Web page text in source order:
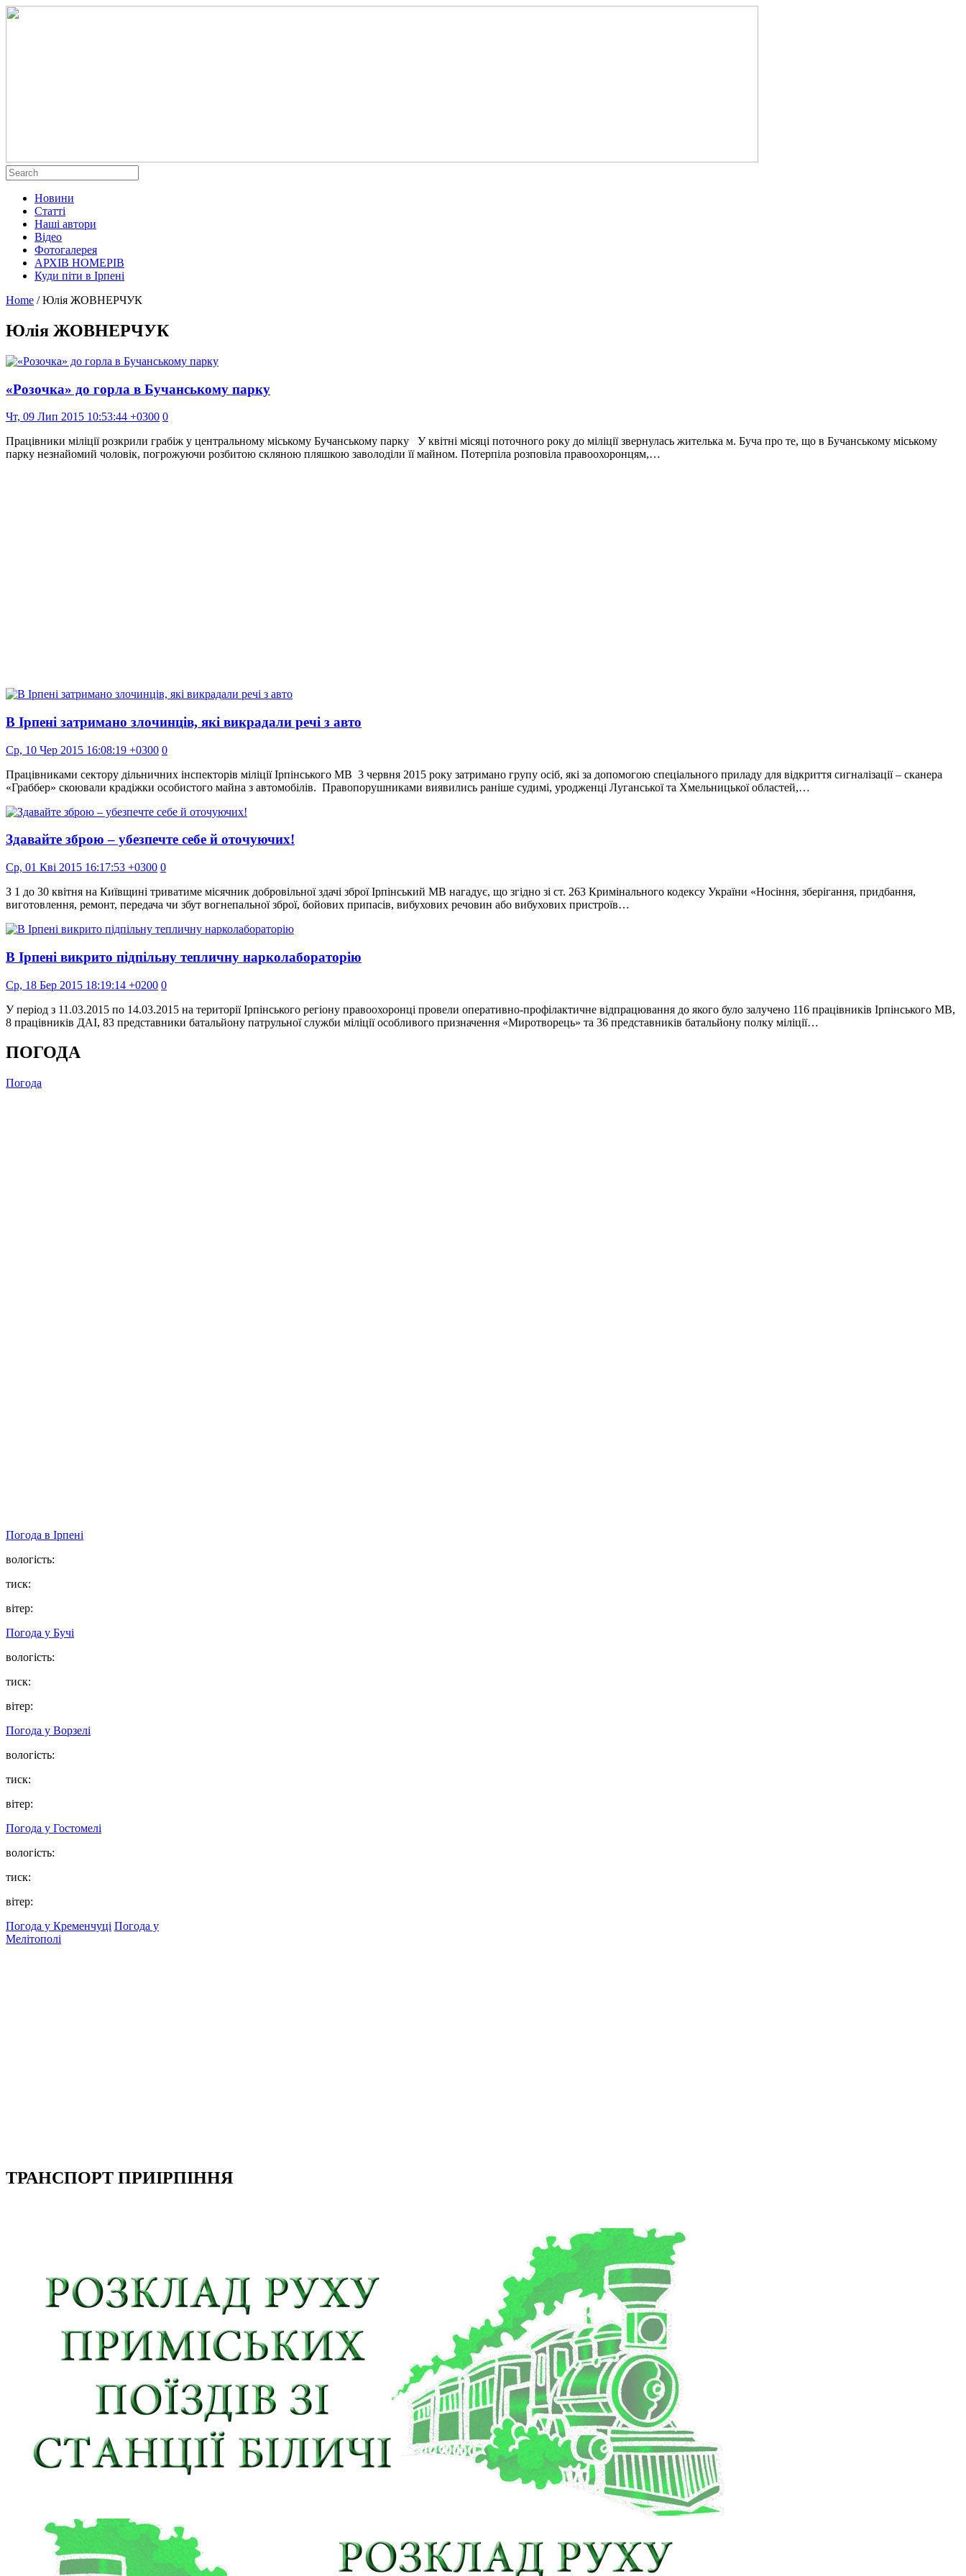
Новини
Статті
Наші автори
Відео
Фотогалерея
АРХІВ НОМЕРІВ
Куди піти в Ірпені
Home / Юлія ЖОВНЕРЧУК
Юлія ЖОВНЕРЧУК
«Розочка» до горла в Бучанському парку
Чт, 09 Лип 2015 10:53:44 +0300 0
Працівники міліції розкрили грабіж у центральному міському Бучанському парку У квітні місяці поточного року до міліції звернулась жителька м. Буча про те, що в Бучанському міському
парку незнайомий чоловік, погрожуючи розбитою скляною пляшкою заволоділи її майном. Потерпіла розповіла правоохоронцям,…
В Ірпені затримано злочинців, які викрадали речі з авто
Ср, 10 Чер 2015 16:08:19 +0300 0
Працівниками сектору дільничних інспекторів міліції Ірпінського МВ 3 червня 2015 року затримано групу осіб, які за допомогою спеціального приладу для відкриття сигналізації – сканера
«Граббер» скоювали крадіжки особистого майна з автомобілів. Правопорушниками виявились раніше судимі, уродженці Луганської та Хмельницької областей,…
Здавайте зброю – убезпечте себе й оточуючих!
Ср, 01 Кві 2015 16:17:53 +0300 0
З 1 до 30 квітня на Київщині триватиме місячник добровільної здачі зброї Ірпінський МВ нагадує, що згідно зі ст. 263 Кримінального кодексу України «Носіння, зберігання, придбання,
виготовлення, ремонт, передача чи збут вогнепальної зброї, бойових припасів, вибухових речовин або вибухових пристроїв…
В Ірпені викрито підпільну тепличну нарколабораторію
Ср, 18 Бер 2015 18:19:14 +0200 0
У період з 11.03.2015 по 14.03.2015 на території Ірпінського регіону правоохоронці провели оперативно-профілактичне відпрацювання до якого було залучено 116 працівників Ірпінського МВ,
8 працівників ДАІ, 83 представники батальйону патрульної служби міліції особливого призначення «Миротворець» та 36 представників батальйону полку міліції…
ПОГОДА
Погода
Погода в Ірпені
вологість:
тиск:
вітер:
Погода у Бучі
вологість:
тиск:
вітер:
Погода у Ворзелі
вологість:
тиск:
вітер:
Погода у Гостомелі
вологість:
тиск:
вітер:
Погода у Кременчуці Погода у
Мелітополі
ТРАНСПОРТ ПРИІРПІННЯ